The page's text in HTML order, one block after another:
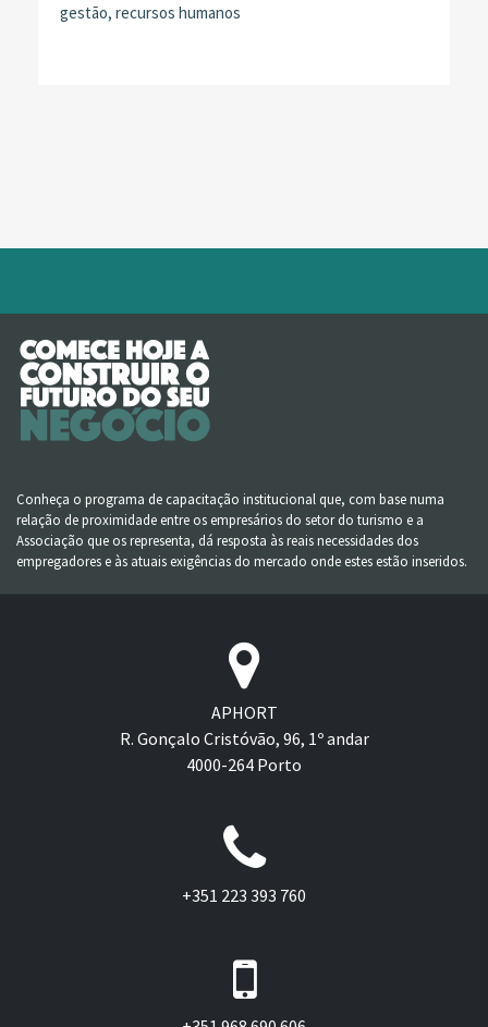
gestão, recursos humanos
Conheça o programa de capacitação institucional que, com base numa
relação de proximidade entre os empresários do setor do turismo e a
Associação que os representa, dá resposta às reais necessidades dos
empregadores e às atuais exigências do mercado onde estes estão inseridos.
APHORT
R. Gonçalo Cristóvão, 96, 1º andar
4000-264 Porto
+351 223 393 760